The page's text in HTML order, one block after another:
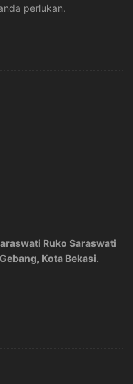
perlukan.
Ruko Saraswati
Kota Bekasi.